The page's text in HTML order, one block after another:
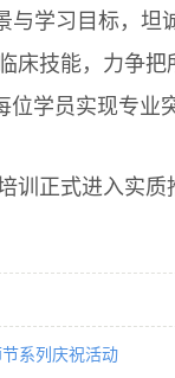
学习目标，坦
技能，力争
学员实现专
正式进入实
系列庆祝活动